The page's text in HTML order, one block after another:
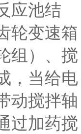
应池结
轮变速箱
组）、搅
，当给电
动搅拌轴
过加药搅